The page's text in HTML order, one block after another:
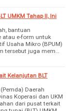
UMKM Tahap II, Ini
bantuan
atau e-form untuk
Usaha Mikro (BPUM)
tersebut juga mem…
Kelanjutan BLT
Daerah
Koperasi dan UKM
dari pusat terkait